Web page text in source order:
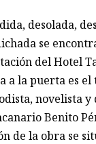
desolada,
se
del Hotel
a la puerta es el
novelista
Benito
de la obra se